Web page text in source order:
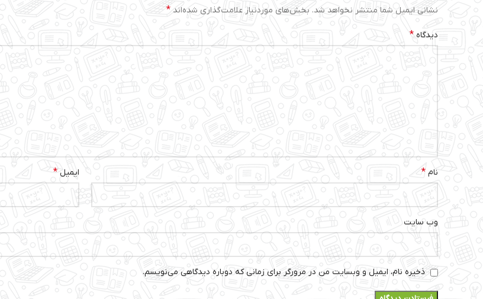
نشانی ایمیل شما منتشر نخواهد شد. بخش‌های موردنیاز علامت‌گذاری شده‌اند *
دیدگاه*
نام * ایمیل*
وب‌ سایت
ذخیره نام، ایمیل و وبسایت من در مرورگر برای زمانی که دوباره دیدگاهی می‌نویسم.